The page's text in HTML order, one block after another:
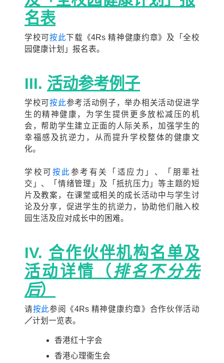
名表
学校可按此下载《4Rs 精神健康约章》及「全校
园健康计划」报名表。
III. 活动参考例子
学校可按此参考活动例子，举办相关活动促进学
生的精神健康，为学生提供更多放松减压的机
会，帮助学生建立正面的人际关系，加强学生的
幸福感及抗逆力，从而提升学校整体的健康文
化。
学校可 按此 参考有关「适应力」、「朋辈社
交」、「情绪管理」及「抵抗压力」等主题的短
片及教案，在课堂或相关的成长活动中与学生讨
论及分享，促进学生的抗逆力，协助他们融入校
园生活及应对成长中的困难。
IV. 合作伙伴机构名单及
活动详情（ 排名不分先
后）
请按此参阅《4Rs 精神健康约章》合作伙伴活动
／计划一览表。
香港红十字会
香港心理衞生会